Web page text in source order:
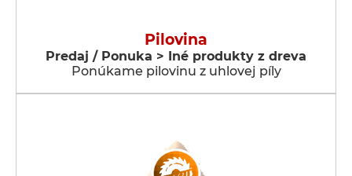
Pilovina
Predaj / Ponuka > Iné produkty z dreva
Ponúkame pilovinu z uhlovej píly